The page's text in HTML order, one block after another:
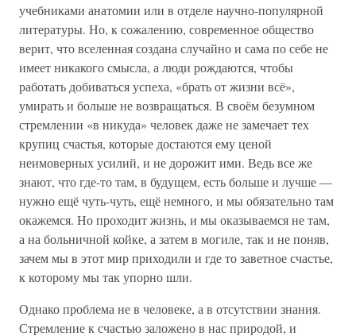
учебниками анатомии или в отделе научно-популярной
литературы. Но, к сожалению, современное общество
верит, что вселенная создана случайно и сама по себе не
имеет никакого смысла, а люди рождаются, чтобы
работать добиваться успеха, «брать от жизни всё»,
умирать и больше не возвращаться. В своём безумном
стремлении «в никуда» человек даже не замечает тех
крупиц счастья, которые достаются ему ценой
неимоверных усилий, и не дорожит ими. Ведь все же
знают, что где-то там, в будущем, есть больше и лучше —
нужно ещё чуть-чуть, ещё немного, и мы обязательно там
окажемся. Но проходит жизнь, и мы оказываемся не там,
а на больничной койке, а затем в могиле, так и не поняв,
зачем мы в этот мир приходили и где то заветное счастье,
к которому мы так упорно шли.
Однако проблема не в человеке, а в отсутствии знания.
Стремление к счастью заложено в нас природой, и